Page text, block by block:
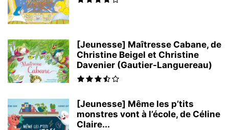
[Jeunesse] Maîtresse Cabane, de
Christine Beigel et Christine
Davenier (Gautier-Languereau)
[Jeunesse] Même les p’tits
monstres vont à l’école, de Céline
Claire...